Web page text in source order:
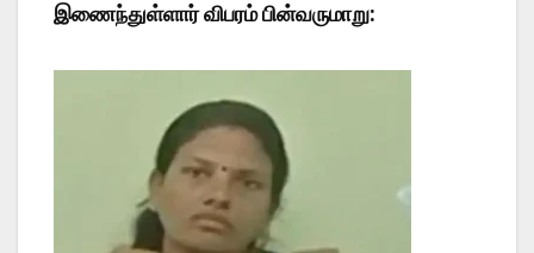
இணைந்துள்ளார் விபரம் பின்வருமாறு: